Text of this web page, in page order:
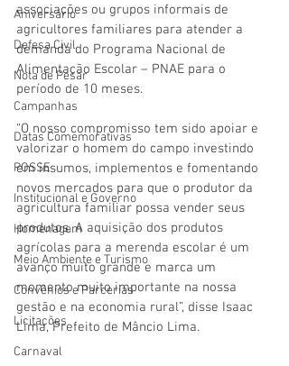
Aniversário
Defesa Civil
Nota de Pesar
Campanhas
Datas Comemorativas
POSSE
Institucional e Governo
Homenagem
Meio Ambiente e Turismo
Convênios e Parcerias
Licitações
Carnaval
associações ou grupos informais de
agricultores familiares para atender a
demanda do Programa Nacional de
Alimentação Escolar – PNAE para o
período de 10 meses.
“O nosso compromisso tem sido apoiar e
valorizar o homem do campo investindo
em insumos, implementos e fomentando
novos mercados para que o produtor da
agricultura familiar possa vender seus
produtos. A aquisição dos produtos
agrícolas para a merenda escolar é um
avanço muito grande e marca um
momento muito importante na nossa
gestão e na economia rural”, disse Isaac
Lima, Prefeito de Mâncio Lima.